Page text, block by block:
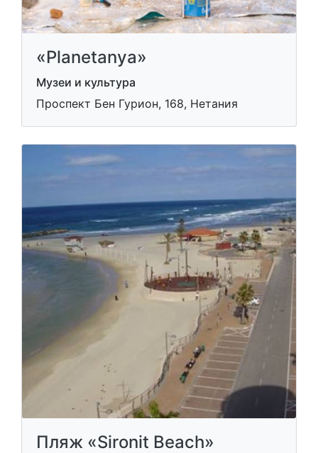
«Planetanya»
Музеи и культура
Проспект Бен Гурион, 168, Нетания
Пляж «Sironit Beach»